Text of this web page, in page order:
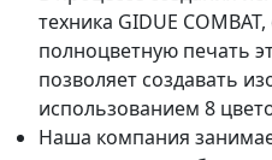
техника GIDUE
полноцветную печать
позволяет создавать
использованием 8
Наша компания